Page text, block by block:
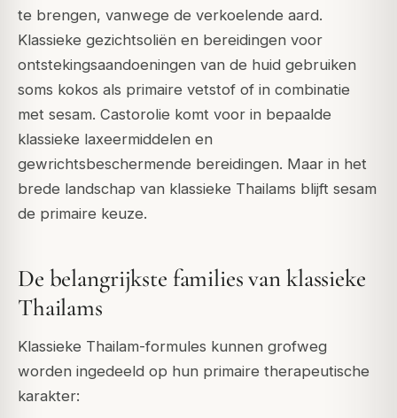
te brengen, vanwege de verkoelende aard.
Klassieke gezichtsoliën en bereidingen voor
ontstekingsaandoeningen van de huid gebruiken
soms kokos als primaire vetstof of in combinatie
met sesam. Castorolie komt voor in bepaalde
klassieke laxeermiddelen en
gewrichtsbeschermende bereidingen. Maar in het
brede landschap van klassieke Thailams blijft sesam
de primaire keuze.
De belangrijkste families van klassieke
Thailams
Klassieke Thailam-formules kunnen grofweg
worden ingedeeld op hun primaire therapeutische
karakter: